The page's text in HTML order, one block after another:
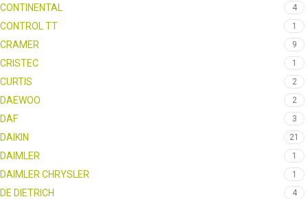
CONTINENTAL 4
CONTROL TT 1
CRAMER 9
CRISTEC 1
CURTIS 2
DAEWOO 2
DAF 3
DAIKIN 21
DAIMLER 1
DAIMLER CHRYSLER 1
DE DIETRICH 4